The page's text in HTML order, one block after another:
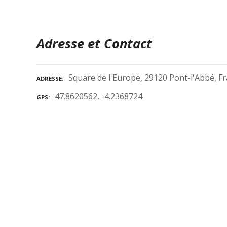
Adresse et Contact
ADRESSE Square de l'Europe, 29120 Pont-l'Abbé,
GPS 47.8620562, -4.2368724